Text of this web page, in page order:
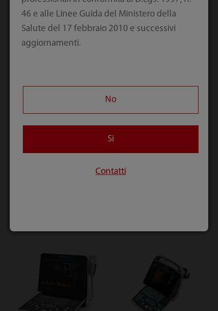
Consona N7
Una soluzione
concreta
Consona N6
Una soluzione
46 e alle Linee Guida del Ministero della
Salute del 17 febbraio 2010 e successivi
aggiornamenti.
No
Si
Contatti